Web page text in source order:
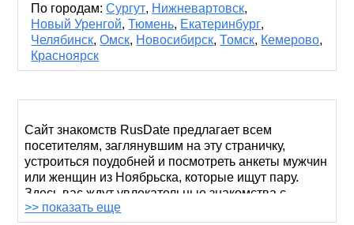
collapse
contents
По городам: Сургут, Нижневартовск,
Новый Уренгой,Тюмень, Екатеринбург,
Челябинск,Омск, Новосибирск,Томск, Кемерово,
Красноярск
Сайт знакомств RusDate предлагает всем
посетителям, заглянувшим на эту страничку,
устроиться поудобней и посмотреть анкеты мужчин
или женщин из Ноябрьска, которые ищут пару.
Здесь вас ждут увлекательные знакомства с
противоположным полом.
>> показать еще